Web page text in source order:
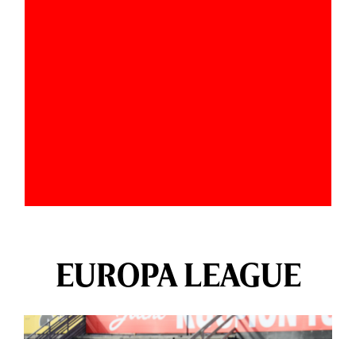
EUROPA LEAGUE